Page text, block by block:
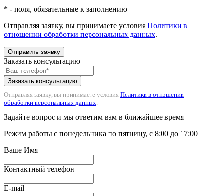
* - поля, обязательные к заполнению
Отправляя заявку, вы принимаете условия Политики в
отношении обработки персональных данных.
Отправить заявку
Заказать консультацию
Отправляя заявку, вы принимаете условия Политики в отношении
обработки персональных данных
Задайте вопрос и мы ответим вам в ближайшее время
Режим работы с понедельника по пятницу, с 8:00 до 17:00
Ваше Имя
Контактный телефон
E-mail